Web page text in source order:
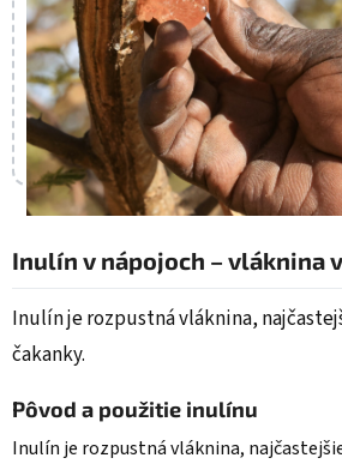
Inulín v nápojoch – vláknina
Inulín je rozpustná vláknina,
čakanky.
Pôvod a použitie inulínu
Inulín je rozpustná vláknina,